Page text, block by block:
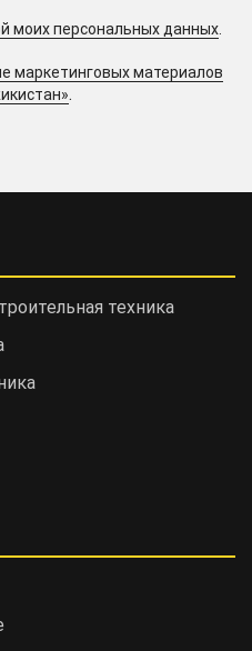
моих персональных данных.
маркетинговых материалов
.
техника